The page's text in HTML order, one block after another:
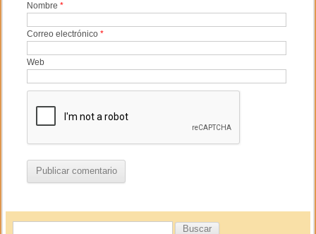
Nombre*
Correo electrónico*
Web